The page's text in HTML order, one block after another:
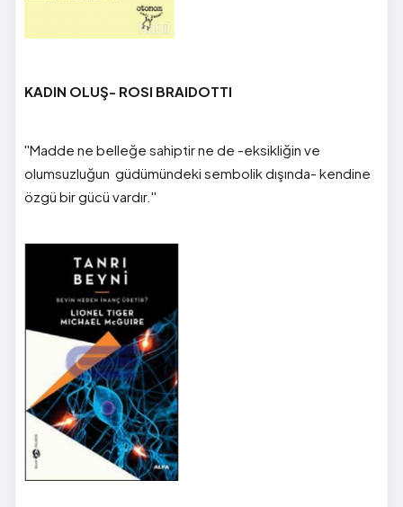
KADIN OLUŞ- ROSI BRAIDOTTI
''Madde ne belleğe sahiptir ne de -eksikliğin ve
olumsuzluğun güdümündeki sembolik dışında- kendine
özgü bir gücü vardır.''